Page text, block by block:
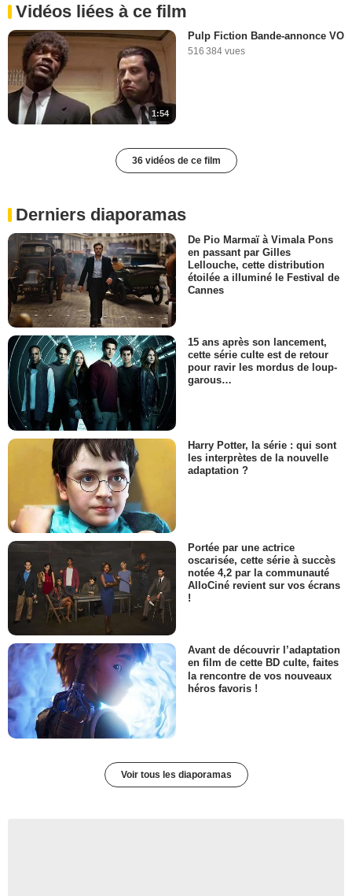
Vidéos liées à ce film
1:54
Pulp Fiction Bande-annonce VO
516 384 vues
36 vidéos de ce film
Derniers diaporamas
De Pio Marmaï à Vimala Pons
en passant par Gilles
Lellouche, cette distribution
étoilée a illuminé le Festival de
Cannes
15 ans après son lancement,
cette série culte est de retour
pour ravir les mordus de loup-
garous…
Harry Potter, la série : qui sont
les interprètes de la nouvelle
adaptation ?
Portée par une actrice
oscarisée, cette série à succès
notée 4,2 par la communauté
AlloCiné revient sur vos écrans
!
Avant de découvrir l’adaptation
en film de cette BD culte, faites
la rencontre de vos nouveaux
héros favoris !
Voir tous les diaporamas